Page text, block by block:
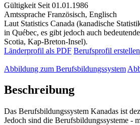
Gültigkeit Seit 01.01.1986
Amtssprache Französisch, Englisch
Laut Statistics Canada (kanadische
in Québec, es gibt jedoch auch
Scotia, Kap-Breton-Insel).
Länderprofil als PDF Berufsprofil erstellen
Abbildung zum Berufsbildungssystem
Beschreibung
Das Berufsbildungssystem Kanadas ist
Jedoch sind die Berufsbildungssysteme -